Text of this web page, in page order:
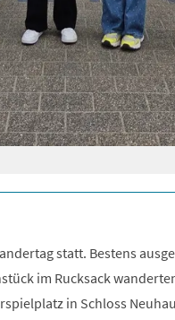
statt. Bestens
im Rucksack
in Schloss